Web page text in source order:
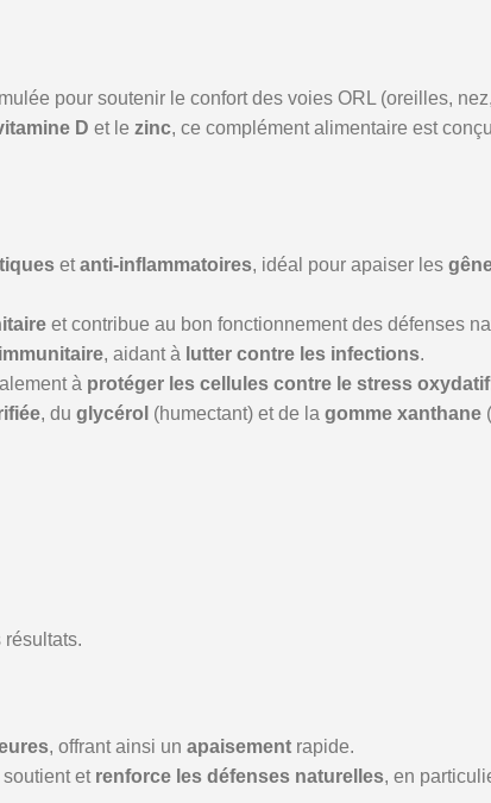
pour soutenir le confort des voies ORL (oreilles,
D et le zinc, ce complément alimentaire est
etanti-inflammatoires, idéal pour apaiser les
et contribue au bon fonctionnement des défenses
immunitaire, aidant à lutter contre les infections.
à protéger les cellules contre le stress oxydatif
, du glycérol (humectant) et de la gomme xanthane
résultats.
, offrant ainsi un apaisement rapide.
et renforce les défenses naturelles, en